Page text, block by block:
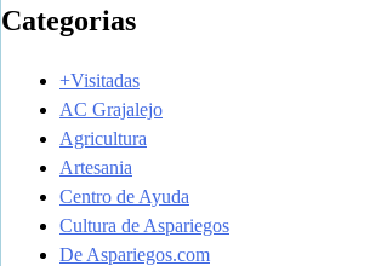
Categorias
+Visitadas
AC Grajalejo
Agricultura
Artesania
Centro de Ayuda
Cultura de Aspariegos
De Aspariegos.com